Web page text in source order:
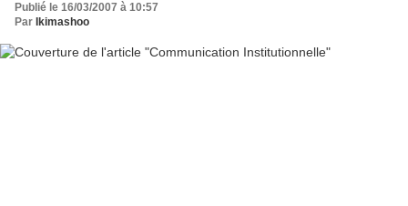
Publié le 16/03/2007 à 10:57
Par Ikimashoo